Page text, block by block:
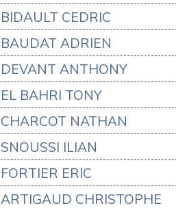
BIDAULT CEDRIC
BAUDAT ADRIEN
DEVANT ANTHONY
EL BAHRI TONY
CHARCOT NATHAN
SNOUSSI ILIAN
FORTIER ERIC
ARTIGAUD CHRISTOPHE